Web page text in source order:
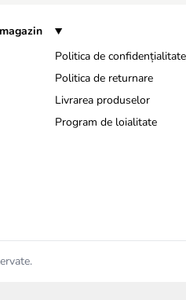
Politica de confidențialitate
Politica de returnare
Livrarea produselor
Program de loialitate